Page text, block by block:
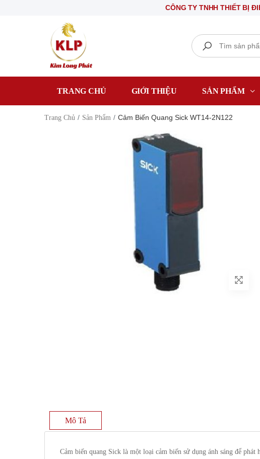
CÔNG TY TNHH THIẾT BỊ ĐIỆN KIM
Search
TRANG CHỦ GIỚI THIỆU SẢN PHẨM
Trang Chủ Sản Phẩm Cảm Biến Quang Sick WT14-2N122
Mô Tả
Cảm biến quang Sick là một loại cảm biến sử dụng ánh sáng để